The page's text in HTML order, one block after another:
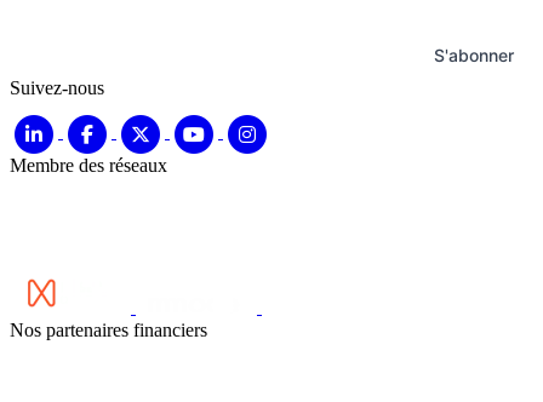
S'abonner
Suivez-nous
Membre des réseaux
Nos partenaires financiers